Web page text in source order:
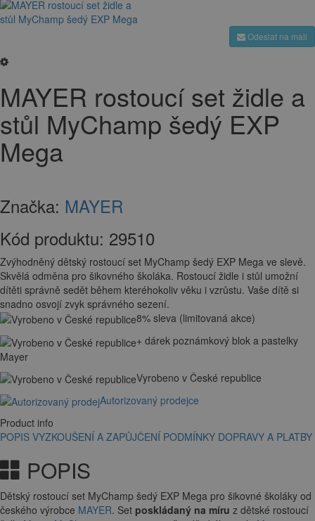
Odeslat na mail
MAYER rostoucí set židle a
stůl MyChamp šedý EXP
Mega
Značka: MAYER
Kód produktu: 29510
Zvýhodněný dětský rostoucí set MyChamp šedý EXP Mega ve slevě.
Skvělá odměna pro šikovného školáka. Rostoucí židle i stůl umožní
dítěti správně sedět během kteréhokoliv věku i vzrůstu. Vaše dítě si
snadno osvojí zvyk správného sezení.
8% sleva (limitovaná akce)
+ dárek poznámkový blok a pastelky
Mayer
Vyrobeno v České republice
Autorizovaný prodejce
Product info
POPIS VYZKOUŠENÍ A ZAPŮJČENÍ PODMÍNKY DOPRAVY A PLATBY
POPIS
Dětský rostoucí set MyChamp šedý EXP Mega pro šikovné školáky od
českého výrobce MAYER. Set poskládaný na míru z dětské rostoucí